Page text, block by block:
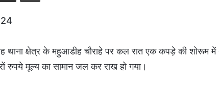
थाना क्षेत्र के महुआडीह चौराहे पर कल रात एक कपड़े की शोरूम में
रुपये मूल्य का सामान जल कर राख हो गया।